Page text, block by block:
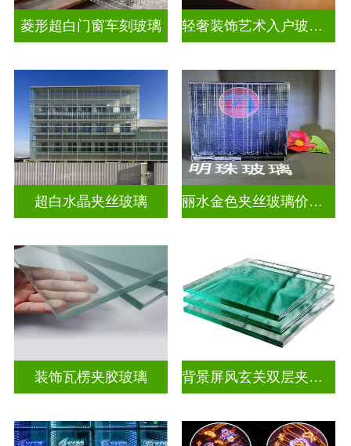
菱形超白门窗车刻玻璃 轻奢装饰艺术入户玻璃屏风隔断
超白水晶夹丝玻璃 丽水金色夹丝玻璃价钱表
装饰瓦楞夹胶玻璃 背景屏风玄关双层夹娟玻璃